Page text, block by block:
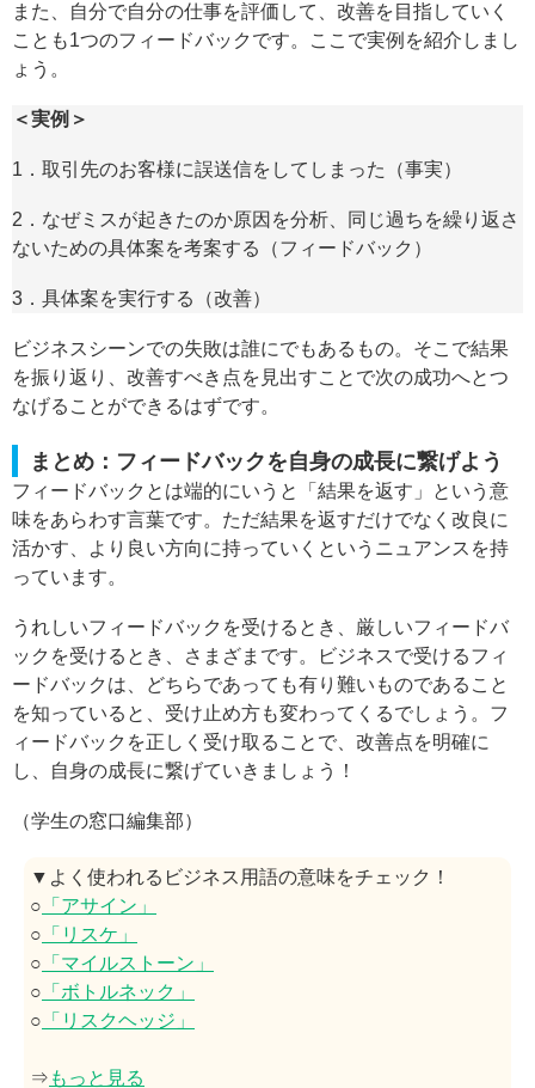
また、自分で自分の仕事を評価して、改善を目指していく
ことも1つのフィードバックです。ここで実例を紹介しまし
ょう。
＜実例＞
1．取引先のお客様に誤送信をしてしまった（事実）
2．なぜミスが起きたのか原因を分析、同じ過ちを繰り返さ
ないための具体案を考案する（フィードバック）
3．具体案を実行する（改善）
ビジネスシーンでの失敗は誰にでもあるもの。そこで結果
を振り返り、改善すべき点を見出すことで次の成功へとつ
なげることができるはずです。
まとめ：フィードバックを自身の成長に繋げよう
フィードバックとは端的にいうと「結果を返す」という意
味をあらわす言葉です。ただ結果を返すだけでなく改良に
活かす、より良い方向に持っていくというニュアンスを持
っています。
うれしいフィードバックを受けるとき、厳しいフィードバ
ックを受けるとき、さまざまです。ビジネスで受けるフィ
ードバックは、どちらであっても有り難いものであること
を知っていると、受け止め方も変わってくるでしょう。フ
ィードバックを正しく受け取ることで、改善点を明確に
し、自身の成長に繋げていきましょう！
（学生の窓口編集部）
▼よく使われるビジネス用語の意味をチェック！
○ 「アサイン」
○ 「リスケ」
○ 「マイルストーン」
○ 「ボトルネック」
○ 「リスクヘッジ」
⇒ もっと見る